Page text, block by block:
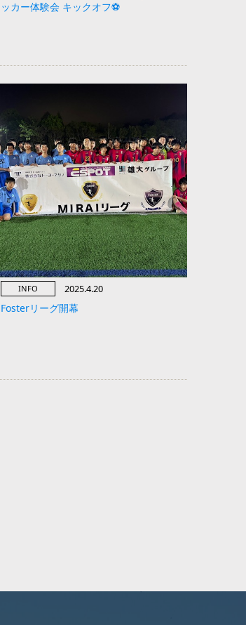
ッカー体験会 キックオフ⚽️
INFO 2025.4.20
Fosterリーグ開幕